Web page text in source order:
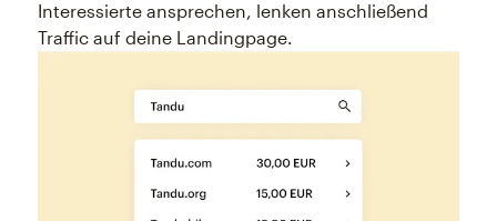
Interessierte ansprechen, lenken anschließend
Traffic auf deine Landingpage.